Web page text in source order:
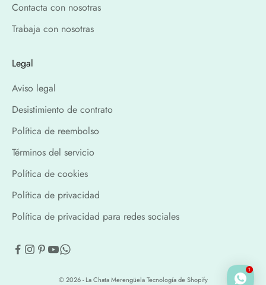
Contacta con nosotras
Trabaja con nosotras
Legal
Aviso legal
Desistimiento de contrato
Política de reembolso
Términos del servicio
Política de cookies
Política de privacidad
Política de privacidad para redes sociales
© 2026 - La Chata MerengüelaTecnología de Shopify
1